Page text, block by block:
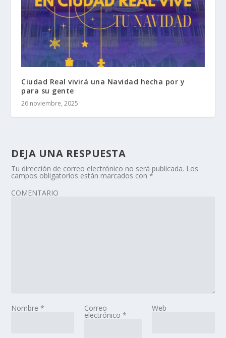
Ciudad Real vivirá una Navidad hecha por y
para su gente
26 noviembre, 2025
DEJA UNA RESPUESTA
Tu dirección de correo electrónico no será publicada. Los
campos obligatorios están marcados con*
COMENTARIO
Nombre* Correo
electrónico *
Web